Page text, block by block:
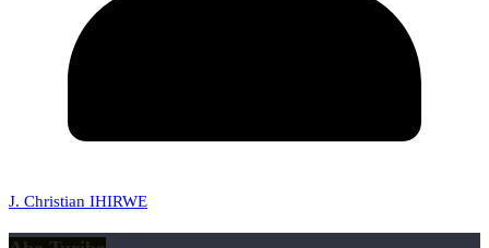
J. Christian IHIRWE